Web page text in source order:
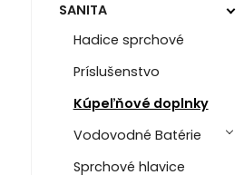
SANITA
Hadice sprchové
Príslušenstvo
Kúpeľňové doplnky
Vodovodné Batérie
Sprchové hlavice